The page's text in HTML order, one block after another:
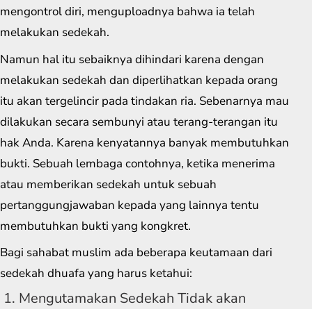
mengontrol diri, menguploadnya bahwa ia telah
melakukan sedekah.
Namun hal itu sebaiknya dihindari karena dengan
melakukan sedekah dan diperlihatkan kepada orang
itu akan tergelincir pada tindakan ria. Sebenarnya mau
dilakukan secara sembunyi atau terang-terangan itu
hak Anda. Karena kenyatannya banyak membutuhkan
bukti. Sebuah lembaga contohnya, ketika menerima
atau memberikan sedekah untuk sebuah
pertanggungjawaban kepada yang lainnya tentu
membutuhkan bukti yang kongkret.
Bagi sahabat muslim ada beberapa keutamaan dari
sedekah dhuafa yang harus ketahui:
1. Mengutamakan Sedekah Tidak akan